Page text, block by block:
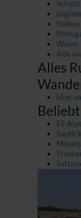
Italien
Wales
Alle
Alles
Hier
E5
South